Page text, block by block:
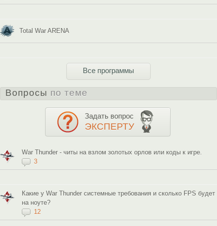
Total War ARENA
Все программы
Вопросы по теме
Задать вопрос
ЭКСПЕРТУ
War Thunder - читы на взлом золотых орлов или коды к игре.
3
Какие у War Thunder системные требования и сколько FPS будет
на ноуте?
12